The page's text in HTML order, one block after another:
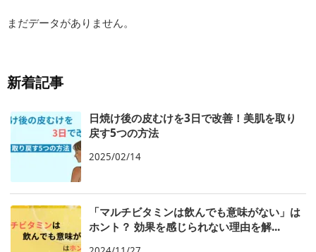
まだデータがありません。
新着記事
日焼け後の皮むけを3日で改善！美肌を取り
戻す5つの方法
2025/02/14
「マルチビタミンは飲んでも意味がない」は
ホント？ 効果を感じられない理由を解...